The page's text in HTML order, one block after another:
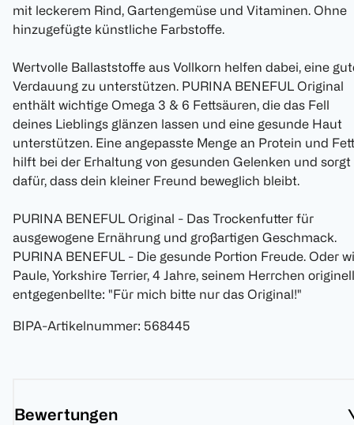
mit leckerem Rind, Gartengemüse und Vitaminen. Ohne
hinzugefügte künstliche Farbstoffe.
Wertvolle Ballaststoffe aus Vollkorn helfen dabei, eine
Verdauung zu unterstützen. PURINA BENEFUL Original
enthält wichtige Omega 3 & 6 Fettsäuren, die das Fell
deines Lieblings glänzen lassen und eine gesunde Haut
unterstützen. Eine angepasste Menge an Protein und Fett
hilft bei der Erhaltung von gesunden Gelenken und sorgt
dafür, dass dein kleiner Freund beweglich bleibt.
PURINA BENEFUL Original - Das Trockenfutter für
ausgewogene Ernährung und großartigen Geschmack.
PURINA BENEFUL - Die gesunde Portion Freude. Oder
Paule, Yorkshire Terrier, 4 Jahre, seinem Herrchen originell
entgegenbellte: "Für mich bitte nur das Original!"
BIPA-Artikelnummer: 568445
Bewertungen